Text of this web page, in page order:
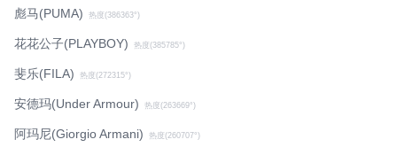
彪马(PUMA) 热度(386363°)
花花公子(PLAYBOY) 热度(385785°)
斐乐(FILA) 热度(272315°)
安德玛(Under Armour) 热度(263669°)
阿玛尼(Giorgio Armani) 热度(260707°)